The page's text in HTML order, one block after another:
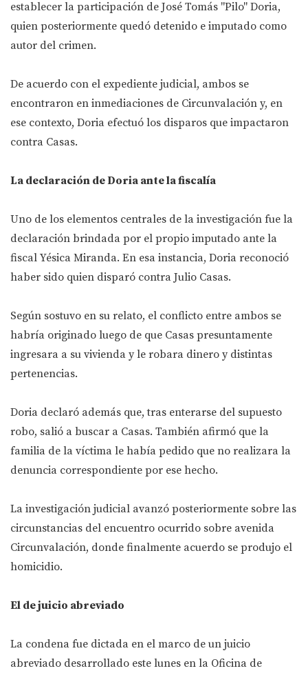
establecer la participación de José Tomás "Pilo" Doria,
quien posteriormente quedó detenido e imputado como
autor del crimen.
De acuerdo con el expediente judicial, ambos se
encontraron en inmediaciones de Circunvalación y, en
ese contexto, Doria efectuó los disparos que impactaron
contra Casas.
La declaración de Doria ante la fiscalía
Uno de los elementos centrales de la investigación fue la
declaración brindada por el propio imputado ante la
fiscal Yésica Miranda. En esa instancia, Doria reconoció
haber sido quien disparó contra Julio Casas.
Según sostuvo en su relato, el conflicto entre ambos se
habría originado luego de que Casas presuntamente
ingresara a su vivienda y le robara dinero y distintas
pertenencias.
Doria declaró además que, tras enterarse del supuesto
robo, salió a buscar a Casas. También afirmó que la
familia de la víctima le había pedido que no realizara la
denuncia correspondiente por ese hecho.
La investigación judicial avanzó posteriormente sobre las
circunstancias del encuentro ocurrido sobre avenida
Circunvalación, donde finalmente acuerdo se produjo el
homicidio.
El de juicio abreviado
La condena fue dictada en el marco de un juicio
abreviado desarrollado este lunes en la Oficina de